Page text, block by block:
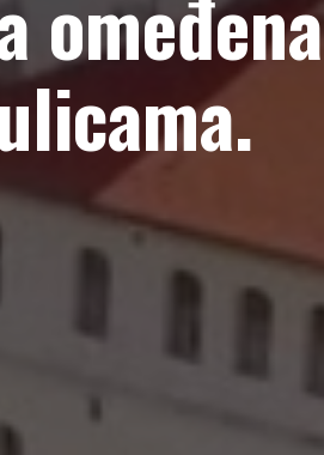
omeđena